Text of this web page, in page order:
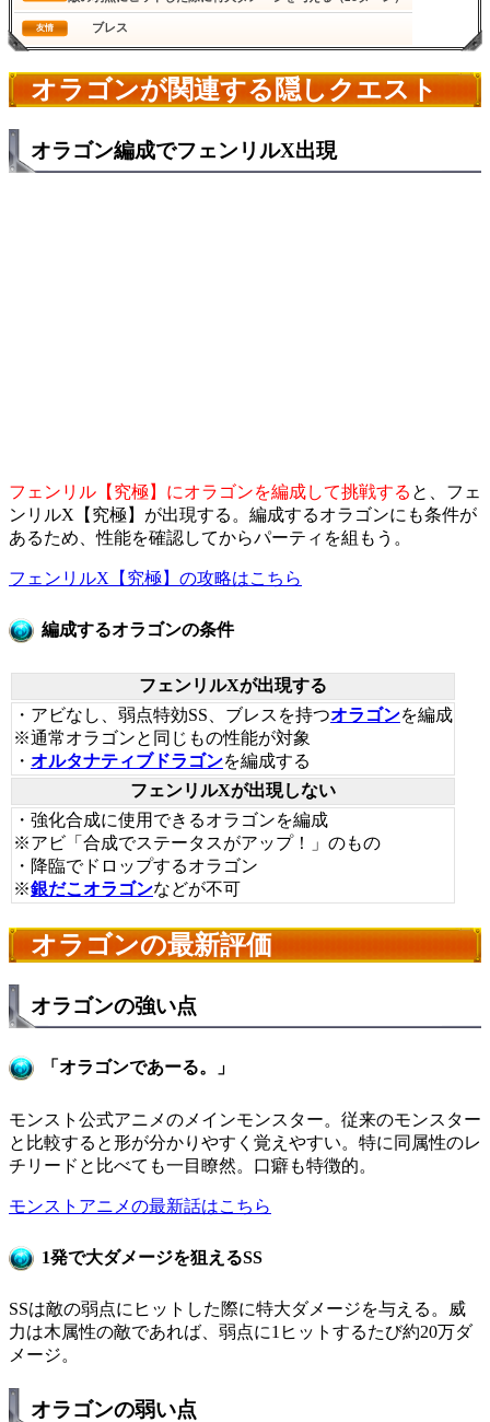
友情 ブレス
オラゴンが関連する隠しクエスト
オラゴン編成でフェンリルX出現
フェンリル【究極】にオラゴンを編成して挑戦する と、フェ
ンリルX【究極】が出現する。編成するオラゴンにも条件が
あるため、性能を確認してからパーティを組もう。
フェンリルX【究極】の攻略はこちら
編成するオラゴンの条件
フェンリルXが出現する
・アビなし、弱点特効SS、ブレスを持つオラゴンを編成
※通常オラゴンと同じもの性能が対象
・ オルタナティブドラゴンを編成する
フェンリルXが出現しない
・強化合成に使用できるオラゴンを編成
※アビ「合成でステータスがアップ！」のもの
・降臨でドロップするオラゴン
※銀だこオラゴンなどが不可
オラゴンの最新評価
オラゴンの強い点
「オラゴンであーる。」
モンスト公式アニメのメインモンスター。従来のモンスター
と比較すると形が分かりやすく覚えやすい。特に同属性のレ
チリードと比べても一目瞭然。口癖も特徴的。
モンストアニメの最新話はこちら
1発で大ダメージを狙えるSS
SSは敵の弱点にヒットした際に特大ダメージを与える。威
力は木属性の敵であれば、弱点に1ヒットするたび約20万ダ
メージ。
オラゴンの弱い点